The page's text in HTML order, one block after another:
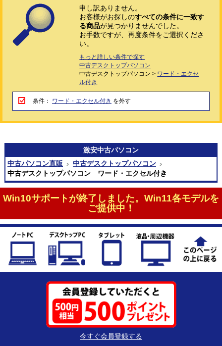
申し訳ありません。
お客様がお探しのすべての条件に一致す
る商品が見つかりませんでした。
お手数ですが、再度条件をご選択くださ
い。
もっと詳しい条件で探す
中古デスクトップパソコン
中古デスクトップパソコン > ワード・エクセ
ル付き
条件： ワード・エクセル付き を外す
激安中古パソコン
中古パソコン直販
中古デスクトップパソコン
中古デスクトップパソコン ワード・エクセル付き
Win10サポートが終了しました。Win11各モデルを
ご提供中！
今すぐ会員登録する